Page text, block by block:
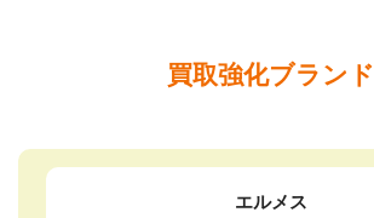
買取強化ブランド
エルメス